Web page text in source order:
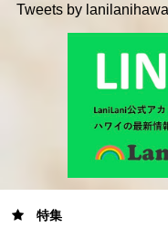
Tweets by
特集